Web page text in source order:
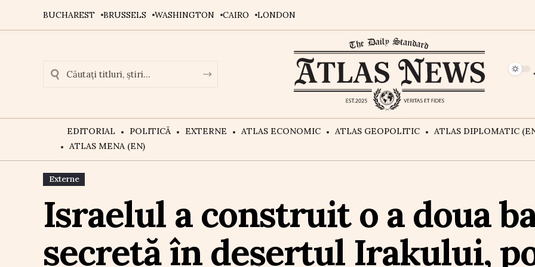
BUCHAREST BRUSSELS WASHINGTON CAIRO LONDON
EDITORIAL POLITICĂ EXTERNE ATLAS ECONOMIC ATLAS GEOPOLITIC
ATLAS DIPLOMATIC
ATLAS MENA (EN)
Externe
Israelul a construit o a doua
secretă în deșertul Irakului,